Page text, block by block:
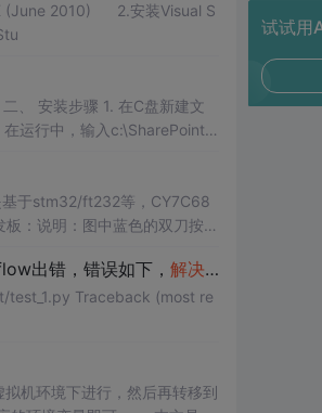
(June 2010) 2.安装Visual S
、 安装步骤 1. 在C盘新建文
运行中，输入c:\SharePointFi
出错，错误如下， 解决办法给出！
Traceback (most re
机环境下进行，然后再转移到
试试用